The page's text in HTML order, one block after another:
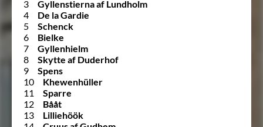
3
Gyllenstierna af Lundholm
4
De la Gardie
5
Schenck
6
Bielke
7
Gyllenhielm
8
Skytte af Duderhof
9
Spens
10
Khewenhüller
11
Sparre
12
Bååt
13
Lilliehöök